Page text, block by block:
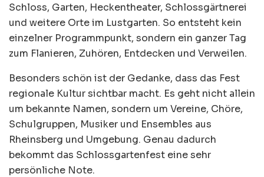
Schloss, Garten, Heckentheater, Schlossgärtnerei
und weitere Orte im Lustgarten. So entsteht kein
einzelner Programmpunkt, sondern ein ganzer Tag
zum Flanieren, Zuhören, Entdecken und Verweilen.
Besonders schön ist der Gedanke, dass das Fest
regionale Kultur sichtbar macht. Es geht nicht allein
um bekannte Namen, sondern um Vereine, Chöre,
Schulgruppen, Musiker und Ensembles aus
Rheinsberg und Umgebung. Genau dadurch
bekommt das Schlossgartenfest eine sehr
persönliche Note.